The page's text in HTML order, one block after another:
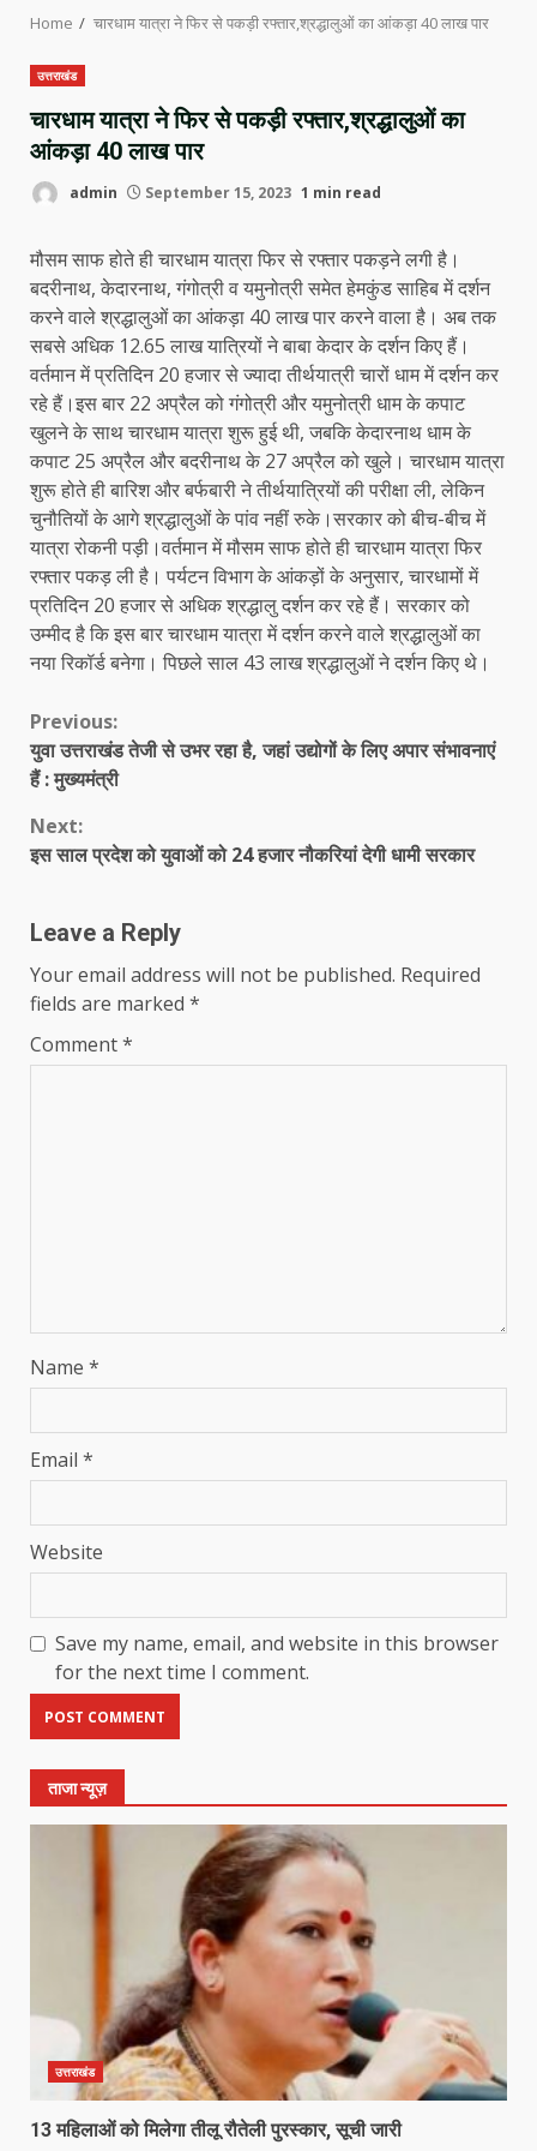
Home चारधाम यात्रा ने फिर से पकड़ी रफ्तार,श्रद्धालुओं का आंकड़ा 40 लाख पार
उत्तराखंड
चारधाम यात्रा ने फिर से पकड़ी रफ्तार,श्रद्धालुओं का
आंकड़ा 40 लाख पार
admin September 15, 2023 1 min read
मौसम साफ होते ही चारधाम यात्रा फिर से रफ्तार पकड़ने लगी है।
बदरीनाथ, केदारनाथ, गंगोत्री व यमुनोत्री समेत हेमकुंड साहिब में दर्शन
करने वाले श्रद्धालुओं का आंकड़ा 40 लाख पार करने वाला है। अब तक
सबसे अधिक 12.65 लाख यात्रियों ने बाबा केदार के दर्शन किए हैं।
वर्तमान में प्रतिदिन 20 हजार से ज्यादा तीर्थयात्री चारों धाम में दर्शन कर
रहे हैं।इस बार 22 अप्रैल को गंगोत्री और यमुनोत्री धाम के कपाट
खुलने के साथ चारधाम यात्रा शुरू हुई थी, जबकि केदारनाथ धाम के
कपाट 25 अप्रैल और बदरीनाथ के 27 अप्रैल को खुले। चारधाम यात्रा
शुरू होते ही बारिश और बर्फबारी ने तीर्थयात्रियों की परीक्षा ली, लेकिन
चुनौतियों के आगे श्रद्धालुओं के पांव नहीं रुके।सरकार को बीच-बीच में
यात्रा रोकनी पड़ी।वर्तमान में मौसम साफ होते ही चारधाम यात्रा फिर
रफ्तार पकड़ ली है। पर्यटन विभाग के आंकड़ों के अनुसार, चारधामों में
प्रतिदिन 20 हजार से अधिक श्रद्धालु दर्शन कर रहे हैं। सरकार को
उम्मीद है कि इस बार चारधाम यात्रा में दर्शन करने वाले श्रद्धालुओं का
नया रिकॉर्ड बनेगा। पिछले साल 43 लाख श्रद्धालुओं ने दर्शन किए थे।
Continue
Reading
Previous:
युवा उत्तराखंड तेजी से उभर रहा है, जहां उद्योगों के लिए अपार संभावनाएं
हैं : मुख्यमंत्री
Next:
इस साल प्रदेश को युवाओं को 24 हजार नौकरियां देगी धामी सरकार
Leave a Reply
Your email address will not be published. Required
fields are marked *
Comment*
Name *
Email *
Website
Save my name, email, and website in this browser
for the next time I comment.
ताजा न्यूज़
उत्तराखंड
13 महिलाओं को मिलेगा तीलू रौतेली पुरस्कार, सूची जारी